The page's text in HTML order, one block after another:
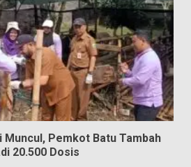
Muncul, Pemkot Batu Tambah
20.500 Dosis